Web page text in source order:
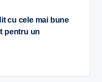
cu cele mai bune
pentru un